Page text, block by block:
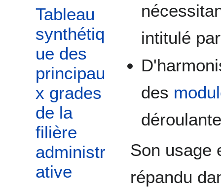
Tableau
synthétiq
ue des
principau
x grades
de la
filière
administr
ative
intitulé
des
Son usage
répandu